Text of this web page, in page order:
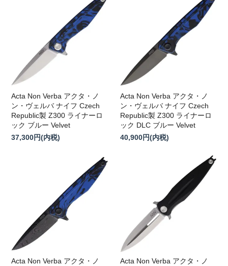
Acta Non Verba アクタ・ノ
ン・ヴェルバ ナイフ Czech
Republic製 Z300 ライナーロ
ック ブルー Velvet
37,300円(内税)
Acta Non Verba アクタ・ノ
ン・ヴェルバ ナイフ Czech
Republic製 Z300 ライナーロ
ック DLC ブルー Velvet
40,900円(内税)
Acta Non Verba アクタ・ノ
Acta Non Verba アクタ・ノ